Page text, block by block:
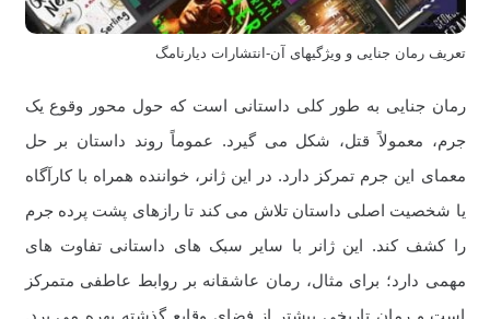
تعریف رمان جنایی و ویژگیهای آن-انتشارات دیارنامگ
رمان جنایی به طور کلی داستانی است که حول محور وقوع یک
جرم، معمولاً قتل، شکل می گیرد. عموماً روند داستان بر حل
معمای این جرم تمرکز دارد. در این ژانر، خواننده همراه با کارآگاه
یا شخصیت اصلی داستان تلاش می کند تا رازهای پشت پرده جرم
را کشف کند. این ژانر با سایر سبک های داستانی تفاوت های
مهمی دارد؛ برای مثال، رمان عاشقانه بر روابط عاطفی متمرکز